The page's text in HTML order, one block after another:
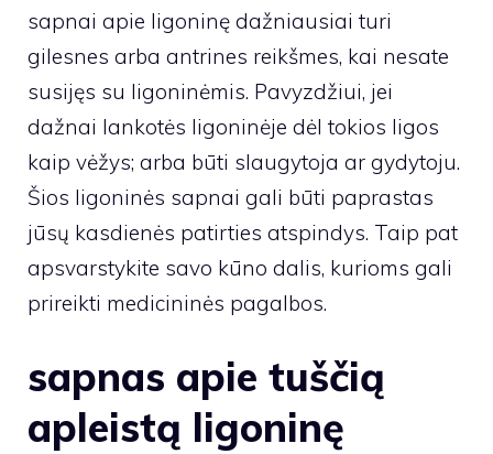
sapnai apie ligoninę dažniausiai turi
gilesnes arba antrines reikšmes, kai nesate
susijęs su ligoninėmis. Pavyzdžiui, jei
dažnai lankotės ligoninėje dėl tokios ligos
kaip vėžys; arba būti slaugytoja ar gydytoju.
Šios ligoninės sapnai gali būti paprastas
jūsų kasdienės patirties atspindys. Taip pat
apsvarstykite savo kūno dalis, kurioms gali
prireikti medicininės pagalbos.
sapnas apie tuščią
apleistą ligoninę